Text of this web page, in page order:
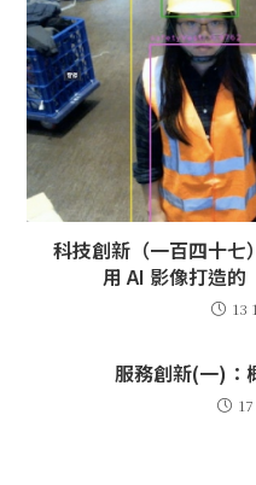
科技創新（一百四十
用 AI 影像打造的
13
服務創新(一)：